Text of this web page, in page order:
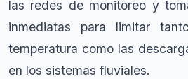
las redes de monitoreo y
inmediatas para limitar
temperatura como las
en los sistemas fluviales.